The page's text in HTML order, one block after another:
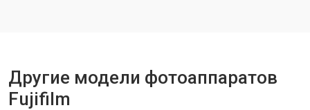
Другие модели фотоаппаратов
Fujifilm